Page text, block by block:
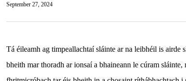
September 27, 2024
Tá éileamh ag timpeallachtaí sláinte ar na leibhéil is airde
bheith mar thoradh ar ionsaí a bhaineann le cúram